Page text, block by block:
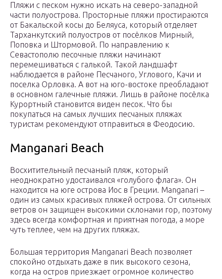
Пляжи с песком нужно искать на северо-западной
части полуострова. Просторные пляжи простираются
от Бакальской косы до Беляуса, который отделяет
Тарханкутский полуостров от посёлков Мирный,
Поповка и Штормовой. По направлению к
Севастополю песочные пляжи начинают
перемешиваться с галькой. Такой ландшафт
наблюдается в районе Песчаного, Углового, Качи и
поселка Орловка. А вот на юго-востоке преобладают
в основном галечные пляжи. Лишь в районе посёлка
Курортный становится виден песок. Что бы
покупаться на самых лучших песчаных пляжах
туристам рекомендуют отправиться в Феодосию.
Manganari Beach
Восхитительный песчаный пляж, который
неоднократно удостаивался «голубого флага». Он
находится на юге острова Иос в Греции. Manganari –
один из самых красивых пляжей острова. От сильных
ветров он защищен высокими склонами гор, поэтому
здесь всегда комфортная и приятная погода, а море
чуть теплее, чем на других пляжах.
Большая территория Manganari Beach позволяет
спокойно отдыхать даже в пик высокого сезона,
когда на остров приезжает огромное количество